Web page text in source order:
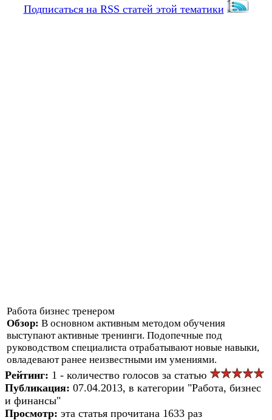
Подписаться на RSS статей этой тематики
Работа бизнес тренером
Обзор: В основном активным методом обучения
выступают активные тренинги. Подопечные под
руководством специалиста отрабатывают новые навыки,
овладевают ранее неизвестными им умениями.
Рейтинг: 1 - количество голосов за статью
Публикация: 07.04.2013, в категории "Работа, бизнес
и финансы"
Просмотр: эта статья прочитана 1633 раз